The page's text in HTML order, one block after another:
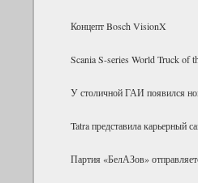
Концепт Bosch VisionX
Scania S-series World Truck of
У столичной ГАИ появился
Tatra представила карьерный
Партия «БелАЗов»